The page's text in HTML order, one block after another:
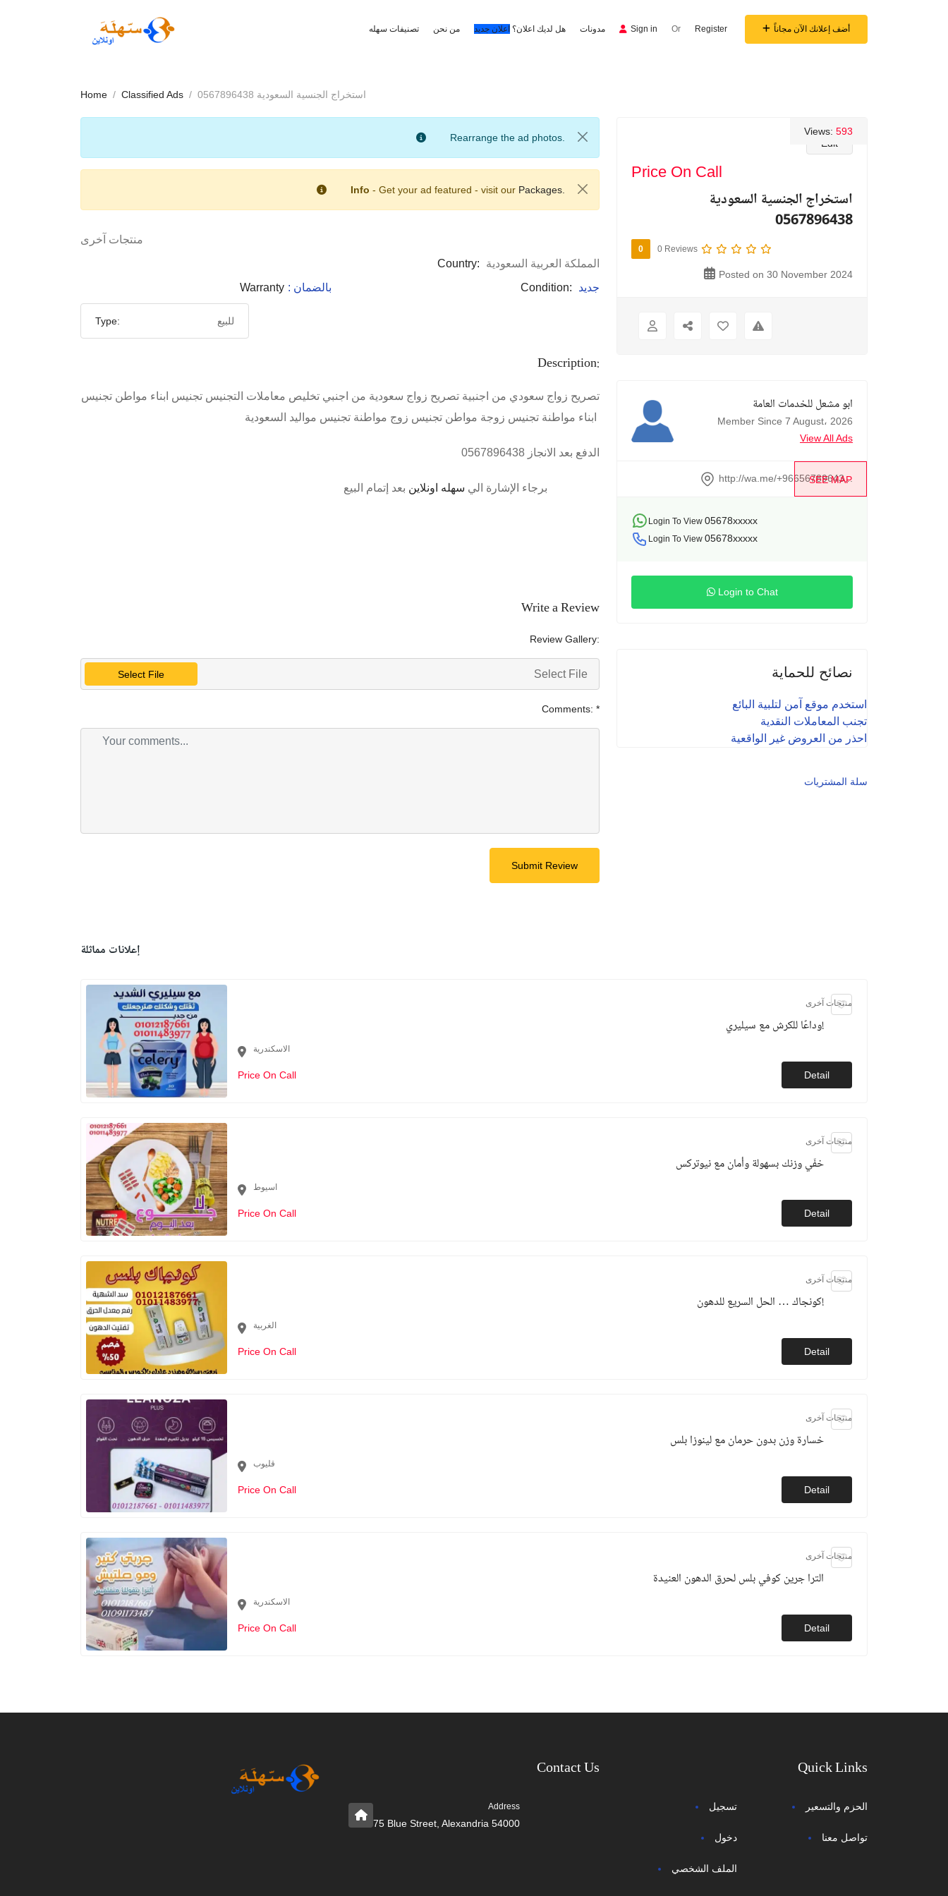
تصنيفات سهله من نحن هل لديك اعلان؟ اعلان جديد مدونات Sign in Or Register أضف إعلانك الآن مجاناً
Home Classified Ads استخراج الجنسية السعودية 0567896438
Rearrange the ad photos.
Info - Get your ad featured - visit our Packages.
منتجات آخرى
Country:
المملكة العربية السعودية
Warranty
: بالضمان Condition: جديد
Type: للبيع
Description:
تصريح زواج سعودي من اجنبية تصريح زواج سعودية من اجنبي تخليص معاملات التجنيس تجنيس ابناء مواطن تجنيس
الدفع بعد الانجاز 0567896438
برجاء الإشارة الي سهله اونلاين بعد إتمام البيع
Write a Review
Review Gallery:
Select File Select File
Comments: *
Submit Review
Edit
Views: 593
Price On Call
استخراج الجنسية السعودية
0567896438
0 0 Reviews
Posted on 30 November 2024
ابو مشعل للخدمات العامة
Member Since 7 August، 2026
View All Ads
SEE MAP
http://wa.me/+96656789643...
Login To View 05678xxxxx
Login To View 05678xxxxx
Login to Chat
نصائح للحماية
استخدم موقع آمن لتلبية البائع
تجنب المعاملات النقدية
احذر من العروض غير الواقعية
سلة المشتريات
إعلانات مماثلة
منتجات آخرى
وداعًا للكرش مع سيليري!
الاسكندرية
Price On Call Detail
منتجات آخرى
خفّي وزنك بسهولة وأمان مع نيوتركس
اسيوط
Price On Call Detail
منتجات آخرى
كونجاك … الحل السريع للدهون!
الغربية
Price On Call Detail
منتجات آخرى
خسارة وزن بدون حرمان مع لينوزا بلس
قليوب
Price On Call Detail
منتجات آخرى
الترا جرين كوفي بلس لحرق الدهون العنيدة
الاسكندرية
Price On Call Detail
Contact Us
Address
75 Blue Street, Alexandria 54000
Quick Links
تسجيل
دخول
الملف الشخصي
الحزم والتسعير
تواصل معنا